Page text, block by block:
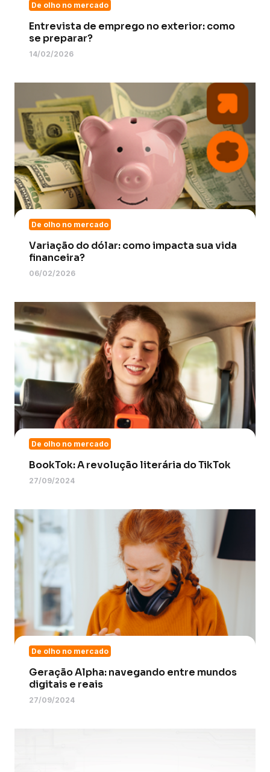
De olho no mercado
Entrevista de emprego no exterior: como
se preparar?
14/02/2026
De olho no mercado
Variação do dólar: como impacta sua vida
financeira?
06/02/2026
De olho no mercado
BookTok: A revolução literária do TikTok
27/09/2024
De olho no mercado
Geração Alpha: navegando entre mundos
digitais e reais
27/09/2024